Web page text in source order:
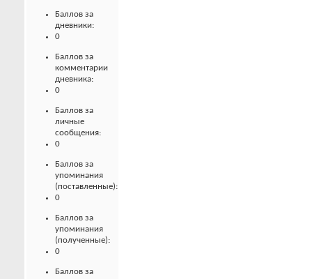
Баллов за
дневники:
0
Баллов за
комментарии
дневника:
0
Баллов за
личные
сообщения:
0
Баллов за
упоминания
(поставленные):
0
Баллов за
упоминания
(полученные):
0
Баллов за